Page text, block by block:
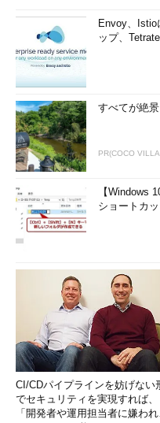
Envoy、Istio
ップ、
すべてが絶
PR(COCO
【Windows
ショートカッ
CI/CDパイプラインを妨げない
でセキュリティを実現すれば、
「開発者や運用担当者に嫌われ